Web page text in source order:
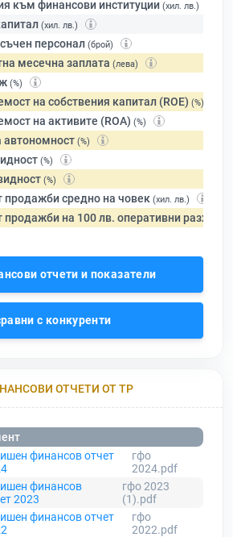
към финансови институции (хил. лв.)
(хил. лв.)
персонал (брой)
месечна заплата (лева)
(%)
на собствения капитал (ROE) (%)
на активите (ROA) (%)
автономност (%)
(%)
(%)
продажби средно на човек (хил. лв.)
продажби на 100 лв. оперативни разходи
отчети и показатели
с конкуренти
ОТЧЕТИ ОТ ТР
финансов отчет
гфо
2024.pdf
финансов
2023
гфо 2023
(1).pdf
финансов отчет
гфо
2022.pdf